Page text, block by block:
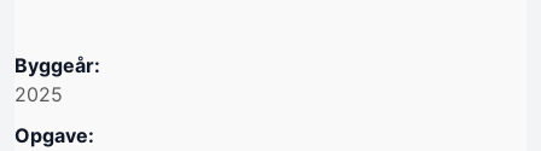
Byggeår:
2025
Opgave: